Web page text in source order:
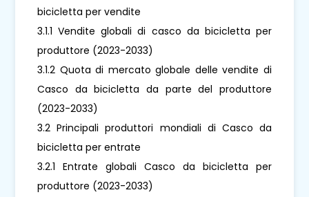
bicicletta per vendite
3.1.1 Vendite globali di casco da bicicletta per
produttore (2023-2033)
3.1.2 Quota di mercato globale delle vendite di
Casco da bicicletta da parte del produttore
(2023-2033)
3.2 Principali produttori mondiali di Casco da
bicicletta per entrate
3.2.1 Entrate globali Casco da bicicletta per
produttore (2023-2033)